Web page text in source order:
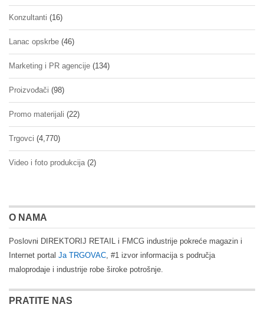
Konzultanti (16)
Lanac opskrbe (46)
Marketing i PR agencije (134)
Proizvođači (98)
Promo materijali (22)
Trgovci (4,770)
Video i foto produkcija(2)
O NAMA
Poslovni DIREKTORIJ RETAIL i FMCG industrije pokreće magazin i
Internet portal Ja TRGOVAC, #1 izvor informacija s područja
maloprodaje i industrije robe široke potrošnje.
PRATITE NAS